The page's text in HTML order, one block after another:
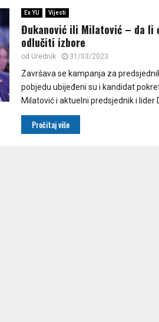
Ex YU Vijesti
Đukanović ili Milatović – da li
odlučiti izbore
od Urednik 31/03/2023
Završava se kampanja za
pobjedu ubijeđeni su i kandidat
Milatović i aktuelni predsjednik i lider
Pročitaj više